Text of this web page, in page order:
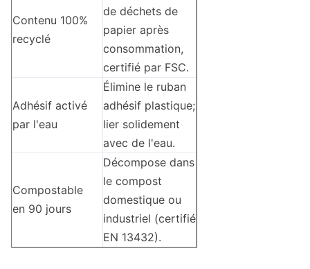
Contenu 100%
recyclé
de déchets de
papier après
consommation,
certifié par FSC.
Adhésif activé
par l'eau
Élimine le ruban
adhésif plastique;
lier solidement
avec de l'eau.
Compostable
en 90 jours
Décompose dans
le compost
domestique ou
industriel (certifié
EN 13432).